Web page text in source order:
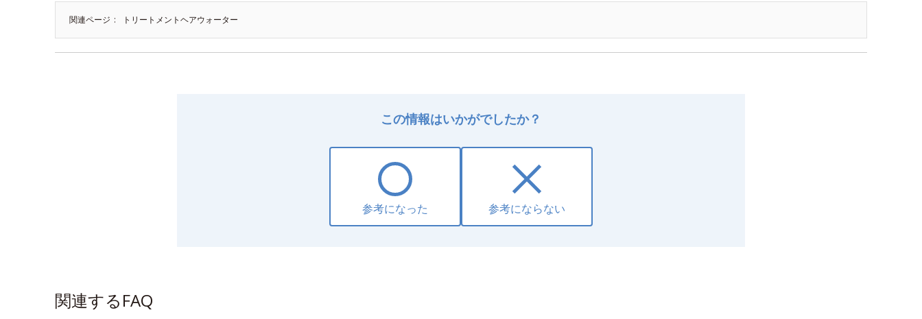
関連ページ トリートメントヘアウォーター
この情報はいかがでしたか？
参考になった 参考にならない
関連するFAQ